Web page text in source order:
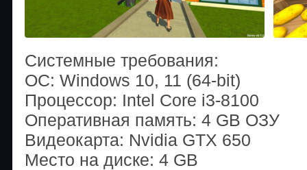
Системные требования:
ОС: Windows 10, 11 (64-bit)
Процессор: Intel Core i3-8100
Оперативная память: 4 GB ОЗУ
Видеокарта: Nvidia GTX 650
Место на диске: 4 GB